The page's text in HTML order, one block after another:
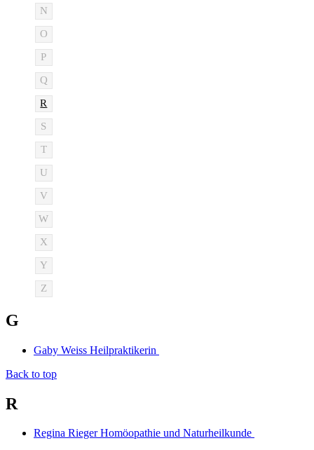
N
O
P
Q
R
S
T
U
V
W
X
Y
Z
G
Gaby Weiss Heilpraktikerin
Back to top
R
Regina Rieger Homöopathie und Naturheilkunde